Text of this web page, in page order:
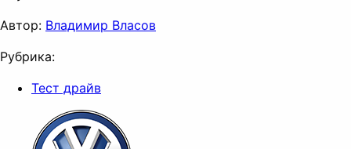
Автор: Владимир Власов
Рубрика:
Тест драйв